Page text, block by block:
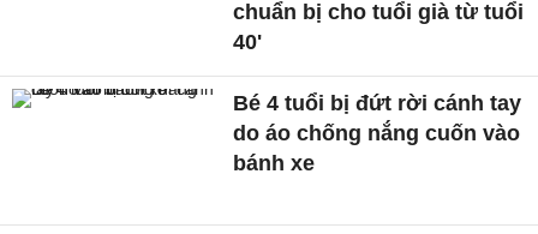
chuẩn bị cho tuổi già từ tuổi
40'
Bé 4 tuổi bị đứt rời cánh tay
do áo chống nắng cuốn vào
bánh xe